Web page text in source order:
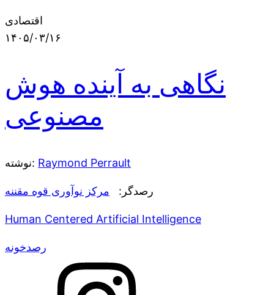
اقتصادی
۱۴۰۵/۰۳/۱۶
نگاهی به آینده هوش
مصنوعی
نوشته: Raymond Perrault
رصدگر: مرکز نوآوری قوه مقننه
Human Centered Artificial Intelligence
رصدخونه